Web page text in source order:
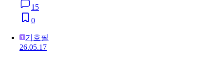
15
0
기호필
26.05.17